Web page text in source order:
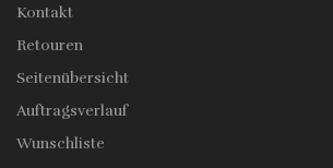
Kontakt
Retouren
Seitenübersicht
Auftragsverlauf
Wunschliste